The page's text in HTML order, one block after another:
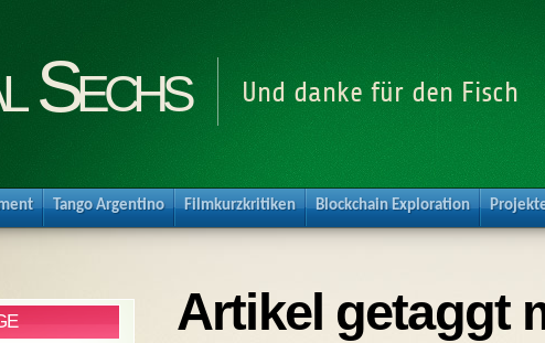
Sechs Und danke für den Fisch
Tango Argentino Filmkurzkritiken Blockchain Exploration
Artikel getaggt